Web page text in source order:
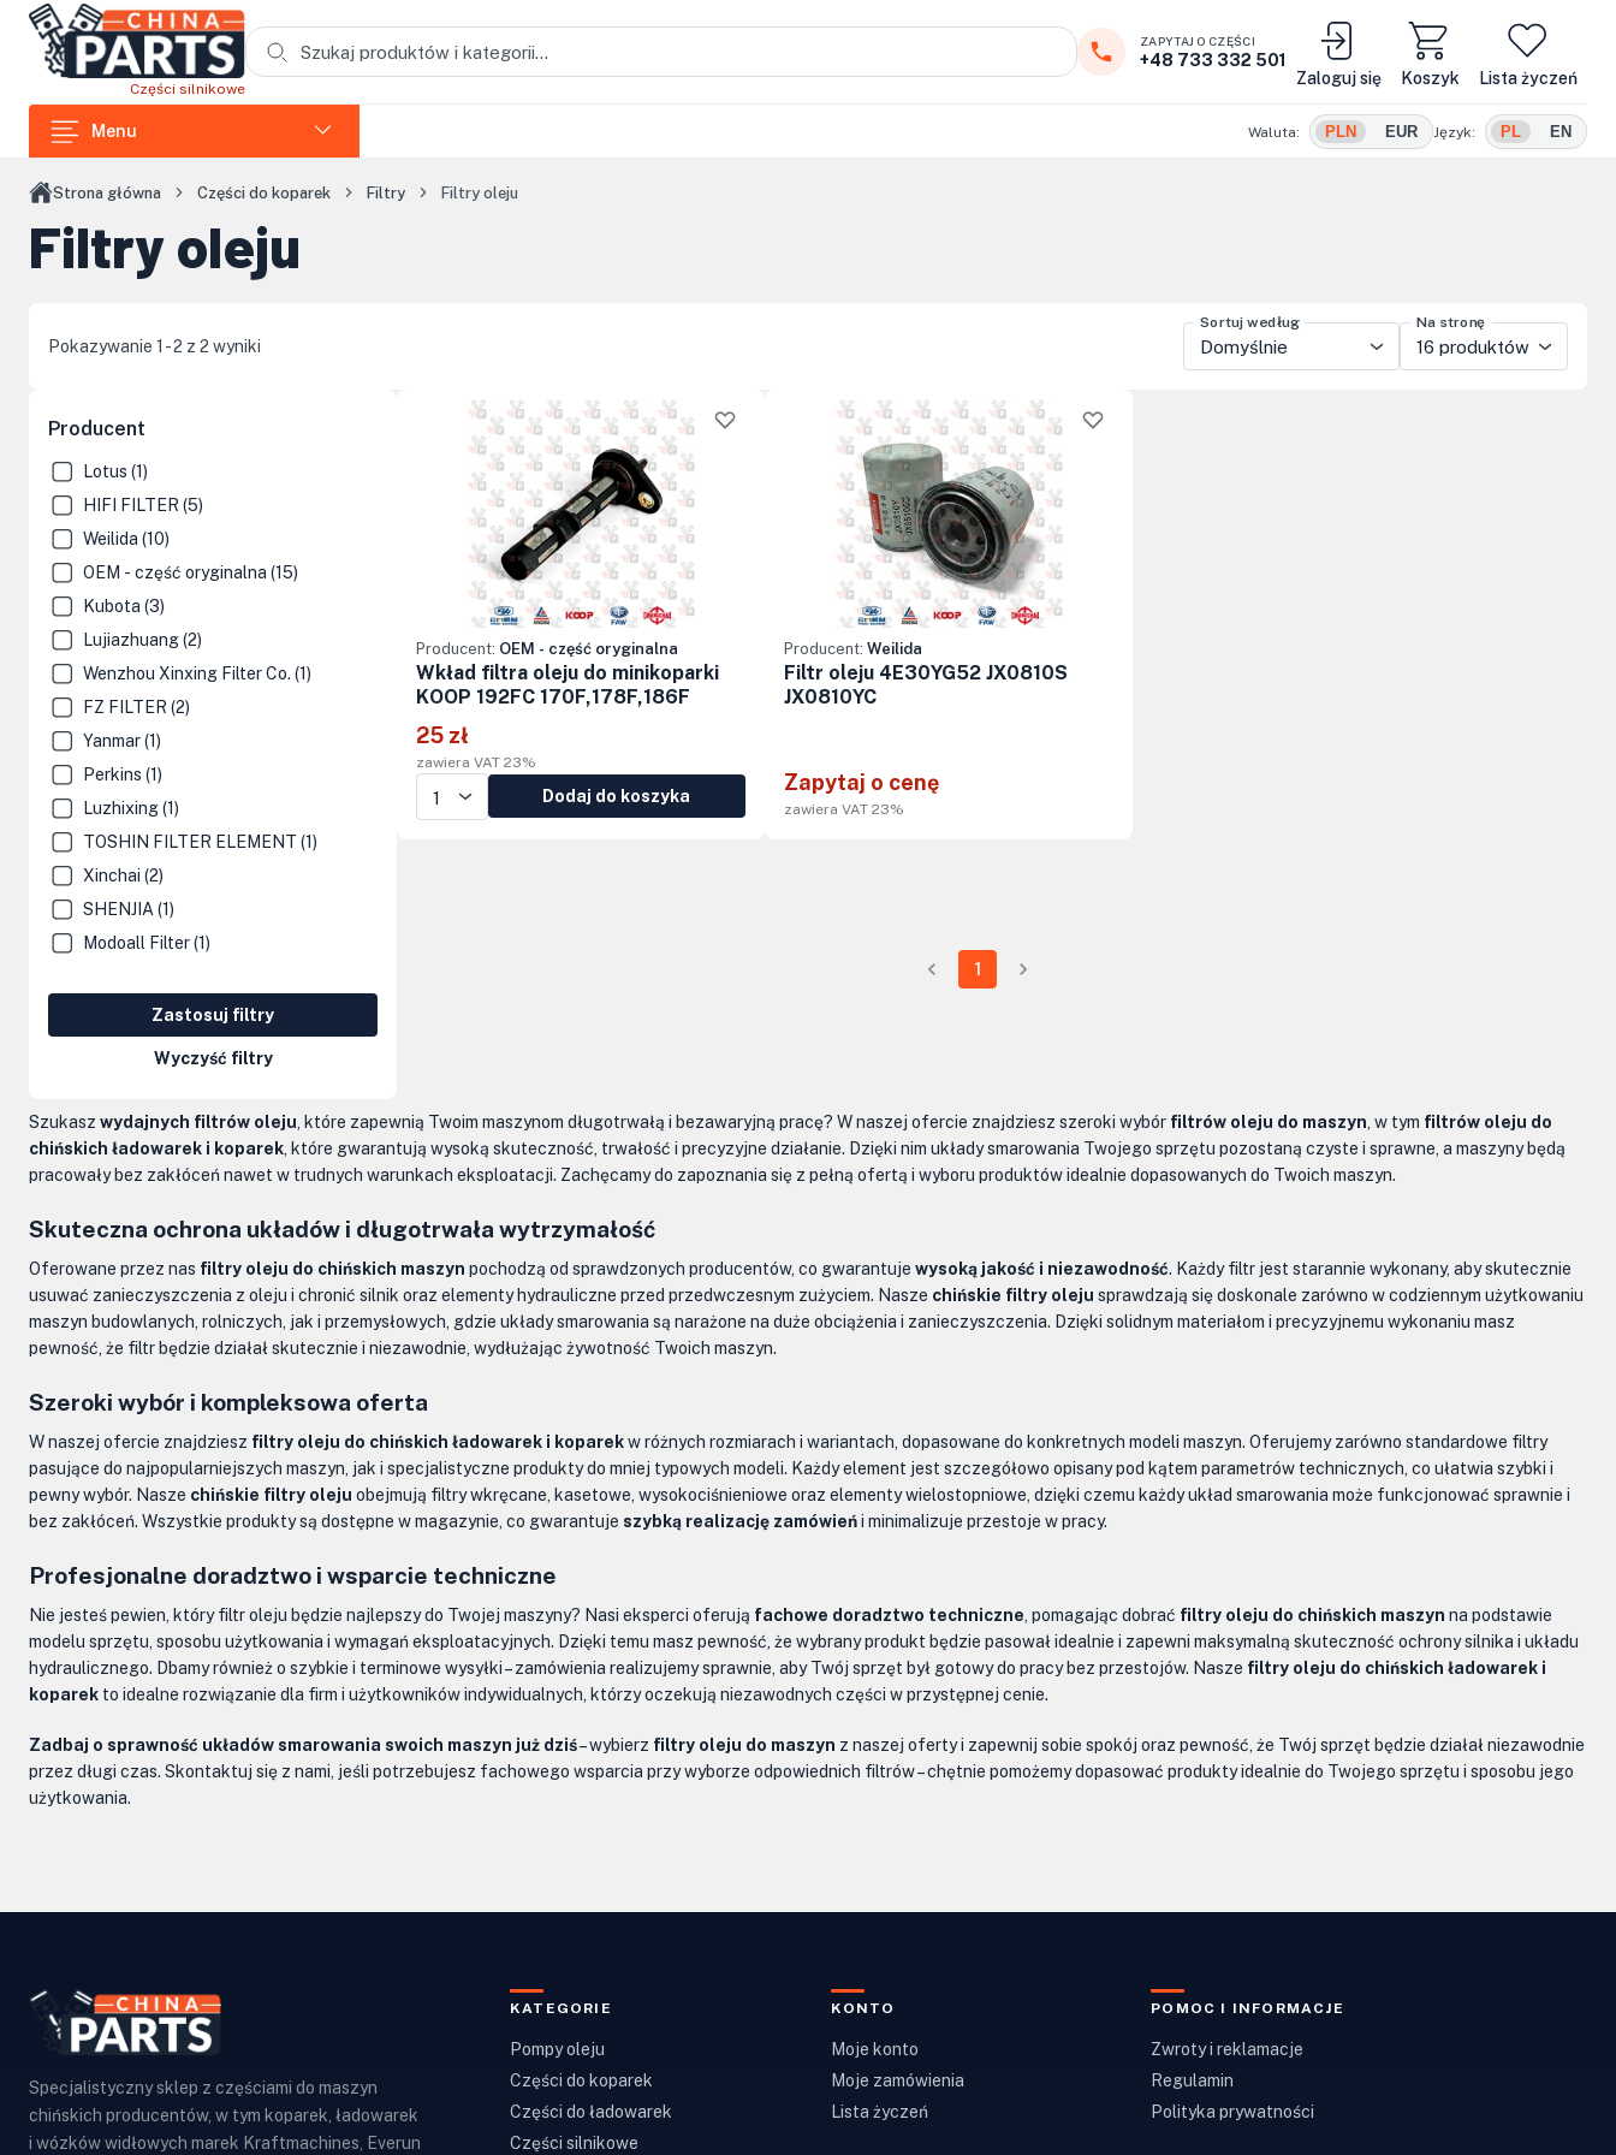
Przejdź do treści głównej
Części silnikowe
Koszyk
ZAPYTAJ O CZĘŚCI
+48 733 332 501
Zaloguj się
Lista życzeń
Menu
Części do ładowarek
Części do koparek
Części do wozideł
Części do zagęszczarek i skoczków
Części do siników Loncin
Elementy kabin
Kolumny kierownicze, orbitrole
Części elektryczne
Osprzęt do maszyn
Waluta: PLN EUR Język: PL EN
Strona główna Części do koparek Filtry Filtry oleju
Filtry oleju
Pokazywanie 1 - 2 z 2 wyniki
Sortuj według
Domyślnie
Na stronę
16 produktów
Producent
Lotus (1)
HIFI FILTER (5)
Weilida (10)
OEM - część oryginalna (15)
Kubota (3)
Lujiazhuang (2)
Wenzhou Xinxing Filter Co. (1)
FZ FILTER (2)
Yanmar (1)
Perkins (1)
Luzhixing (1)
TOSHIN FILTER ELEMENT (1)
Xinchai (2)
SHENJIA (1)
Modoall Filter (1)
Zastosuj filtry
Wyczyść filtry
Producent: OEM - część oryginalna
Wkład filtra oleju do minikoparki
KOOP 192FC 170F,178F,186F
25 zł
zawiera VAT 23%
Dodaj do koszyka
Producent: Weilida
Filtr oleju 4E30YG52 JX0810S
JX0810YC
Zapytaj o cenę
zawiera VAT 23%
1
Szukasz wydajnych filtrów oleju , które zapewnią Twoim maszynom długotrwałą i bezawaryjną pracę? W naszej ofercie znajdziesz szeroki wybór filtrów oleju do maszyn , w tym filtrów oleju do
chińskich ładowarek i koparek , które gwarantują wysoką skuteczność, trwałość i precyzyjne działanie. Dzięki nim układy smarowania Twojego sprzętu pozostaną czyste i sprawne, a maszyny będą
pracowały bez zakłóceń nawet w trudnych warunkach eksploatacji. Zachęcamy do zapoznania się z pełną ofertą i wyboru produktów idealnie dopasowanych do Twoich maszyn.
Skuteczna ochrona układów i długotrwała wytrzymałość
Oferowane przez nas filtry oleju do chińskich maszyn pochodzą od sprawdzonych producentów, co gwarantuje wysoką jakość i niezawodność. Każdy filtr jest starannie wykonany, aby skutecznie
usuwać zanieczyszczenia z oleju i chronić silnik oraz elementy hydrauliczne przed przedwczesnym zużyciem. Nasze chińskie filtry oleju sprawdzają się doskonale zarówno w codziennym użytkowaniu
maszyn budowlanych, rolniczych, jak i przemysłowych, gdzie układy smarowania są narażone na duże obciążenia i zanieczyszczenia. Dzięki solidnym materiałom i precyzyjnemu wykonaniu masz
pewność, że filtr będzie działał skutecznie i niezawodnie, wydłużając żywotność Twoich maszyn.
Szeroki wybór i kompleksowa oferta
W naszej ofercie znajdziesz filtry oleju do chińskich ładowarek i koparekw różnych rozmiarach i wariantach, dopasowane do konkretnych modeli maszyn. Oferujemy zarówno standardowe filtry
pasujące do najpopularniejszych maszyn, jak i specjalistyczne produkty do mniej typowych modeli. Każdy element jest szczegółowo opisany pod kątem parametrów technicznych, co ułatwia szybki i
pewny wybór. Nasze chińskie filtry oleju obejmują filtry wkręcane, kasetowe, wysokociśnieniowe oraz elementy wielostopniowe, dzięki czemu każdy układ smarowania może funkcjonować sprawnie i
bez zakłóceń. Wszystkie produkty są dostępne w magazynie, co gwarantuje szybką realizację zamówieńi minimalizuje przestoje w pracy.
Profesjonalne doradztwo i wsparcie techniczne
Nie jesteś pewien, który filtr oleju będzie najlepszy do Twojej maszyny? Nasi eksperci oferują fachowe doradztwo techniczne , pomagając dobrać filtry oleju do chińskich maszyn na podstawie
modelu sprzętu, sposobu użytkowania i wymagań eksploatacyjnych. Dzięki temu masz pewność, że wybrany produkt będzie pasował idealnie i zapewni maksymalną skuteczność ochrony silnika i układu
hydraulicznego. Dbamy również o szybkie i terminowe wysyłki – zamówienia realizujemy sprawnie, aby Twój sprzęt był gotowy do pracy bez przestojów. Nasze filtry oleju do chińskich ładowarek i
koparek to idealne rozwiązanie dla firm i użytkowników indywidualnych, którzy oczekują niezawodnych części w przystępnej cenie.
Zadbaj o sprawność układów smarowania swoich maszyn już dziś– wybierz filtry oleju do maszyn z naszej oferty i zapewnij sobie spokój oraz pewność, że Twój sprzęt będzie działał niezawodnie
przez długi czas. Skontaktuj się z nami, jeśli potrzebujesz fachowego wsparcia przy wyborze odpowiednich filtrów – chętnie pomożemy dopasować produkty idealnie do Twojego sprzętu i sposobu jego
użytkowania.
Specjalistyczny sklep z częściami do maszyn
chińskich producentów, w tym koparek, ładowarek
i wózków widłowych marek Kraftmachines, Everun
KATEGORIE
Pompy oleju
Części do koparek
Części do ładowarek
Części silnikowe
KONTO
Moje konto
Moje zamówienia
Lista życzeń
POMOC I INFORMACJE
Zwroty i reklamacje
Regulamin
Polityka prywatności